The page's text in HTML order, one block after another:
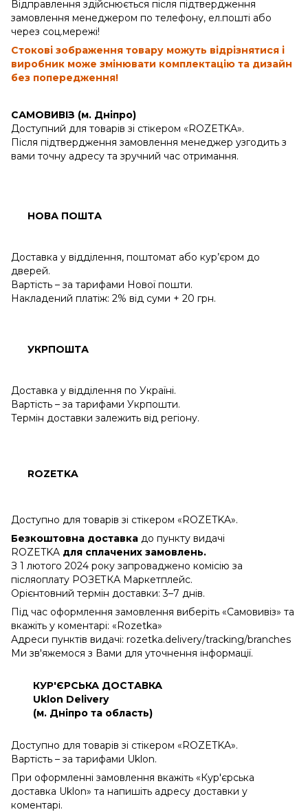
Відправлення здійснюється після підтвердження
замовлення менеджером по телефону, ел.пошті або
через соц.мережі!
Стокові зображення товару можуть відрізнятися і
виробник може змінювати комплектацію та дизайн
без попередження!
САМОВИВІЗ (м. Дніпро)
Доступний для товарів зі стікером «ROZETKA».
Після підтвердження замовлення менеджер узгодить з
вами точну адресу та зручний час отримання.
НОВА ПОШТА
Доставка у відділення, поштомат або кур’єром до
дверей.
Вартість – за тарифами Нової пошти.
Накладений платіж: 2% від суми + 20 грн.
УКРПОШТА
Доставка у відділення по Україні.
Вартість – за тарифами Укрпошти.
Термін доставки залежить від регіону.
ROZETKA
Доступно для товарів зі стікером «ROZETKA».
Безкоштовна доставка до пункту видачі
ROZETKA для сплачених замовлень.
З 1 лютого 2024 року запроваджено комісію за
післяоплату РОЗЕТКА Маркетплейс.
Орієнтовний термін доставки: 3–7 днів.
Під час оформлення замовлення виберіть «Самовивіз» та
вкажіть у коментарі: «Rozetka»
Адреси пунктів видачі: rozetka.delivery/tracking/branches
Ми зв'яжемося з Вами для уточнення інформації.
КУР'ЄРСЬКА ДОСТАВКА
Uklon Delivery
(м. Дніпро та область)
Доступно для товарів зі стікером «ROZETKA».
Вартість – за тарифами Uklon.
При оформленні замовлення вкажіть «Кур'єрська
доставка Uklon» та напишіть адресу доставки у
коментарі.